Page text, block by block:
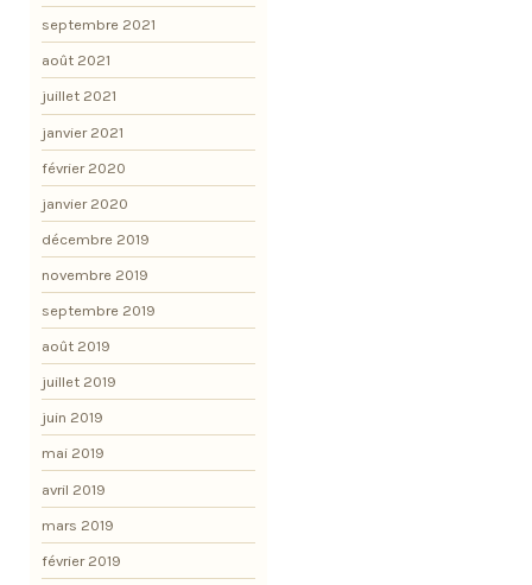
septembre 2021
août 2021
juillet 2021
janvier 2021
février 2020
janvier 2020
décembre 2019
novembre 2019
septembre 2019
août 2019
juillet 2019
juin 2019
mai 2019
avril 2019
mars 2019
février 2019